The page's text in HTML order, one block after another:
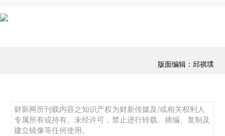
版面编辑：邱祺璞
财新网所刊载内容之知识产权为财新传媒及/或相关权利人
专属所有或持有。未经许可，禁止进行转载、摘编、复制及
建立镜像等任何使用。